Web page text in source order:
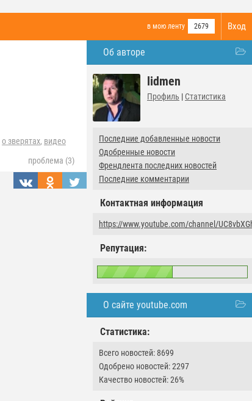
Вход
в мою ленту 2679
Об авторе
lidmen
Профиль | Статистика
Последние добавленные новости
Одобренные новости
Френдлента последних новостей
Последние комментарии
Контактная информация
https://www.youtube.com/channel/
Репутация:
О сайте youtube.com
Статистика:
Всего новостей: 8699
Одобрено новостей: 2297
Качество новостей: 26%
о зверятах, видео
проблема (3)